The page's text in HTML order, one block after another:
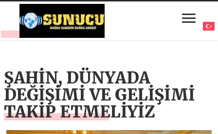
ŞAHİN, DÜNYADA
DEĞİŞİMİ VE GELİŞİMİ
TAKİP ETMELİYİZ